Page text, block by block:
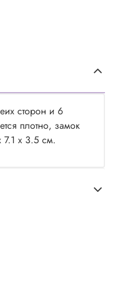
сторон и 6
плотно, замок
7.1 х 3.5 см.